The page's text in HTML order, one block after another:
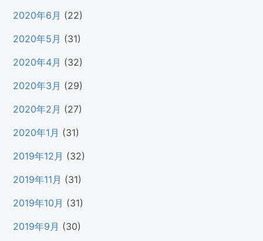
2020年6月 (22)
2020年5月 (31)
2020年4月 (32)
2020年3月 (29)
2020年2月 (27)
2020年1月 (31)
2019年12月 (32)
2019年11月 (31)
2019年10月 (31)
2019年9月 (30)